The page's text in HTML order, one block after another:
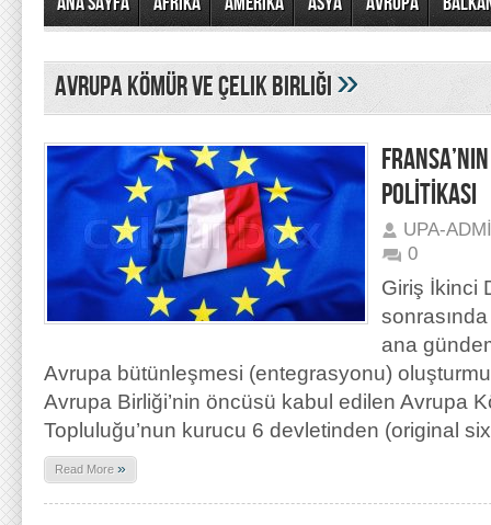
Avrupa Kömür ve Çelik Birliği»
POLİTİKASI
UPA-
0
Giriş İkinci
sonrasında
ana
Avrupa bütünleşmesi (entegrasyonu)
Avrupa Birliği’nin öncüsü kabul edilen Avrupa
Topluluğu’nun kurucu 6 devletinden (original
Read More »